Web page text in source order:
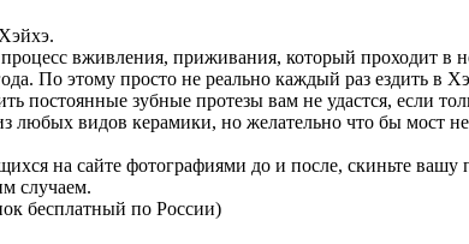
вживления, приживания, который проходит в
По этому просто не реально каждый раз ездить в
постоянные зубные протезы вам не удастся, если
любых видов керамики, но желательно что бы мост
на сайте фотографиями до и после, скиньте
случаем.
бесплатный по России)